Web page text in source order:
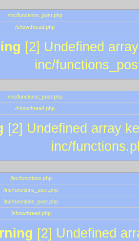
/inc/functions_post.php
/showthread.php
[2] Undefined
inc/
/inc/functions_post.php
/showthread.php
[2] Undefined array
inc/
/inc/functions.php
/inc/functions_user.php
/inc/functions_post.php
/showthread.php
[2] Undefined